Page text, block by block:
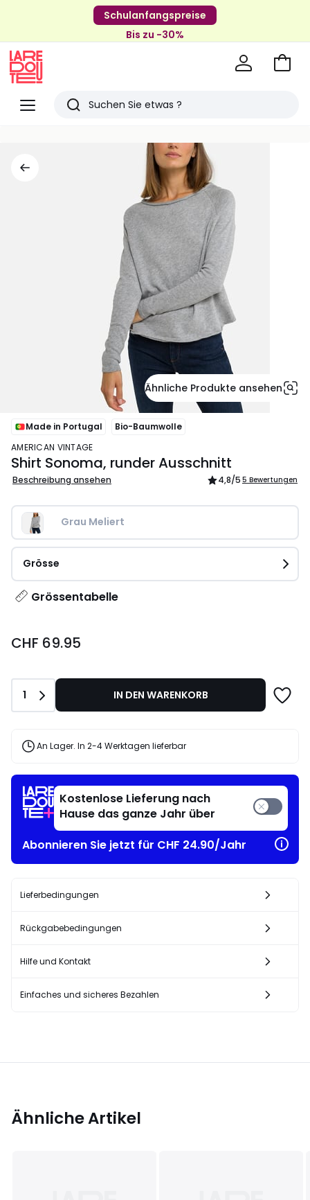
Schulanfangspreise
Bis zu -30%
Menü
Redoute
Suchen
angesehenen
Zum
Ähnliche Produkte ansehen
Made in Portugal
Bio-Baumwolle
AMERICAN VINTAGE
Shirt Sonoma, runder Ausschnitt
Beschreibung ansehen 4,8/5 5 Bewertungen
Grau Meliert
Grösse
Grössentabelle
69.95.
CHF 69.95
Anzahl
1 IN DEN WARENKORB
An Lager. In 2-4 Werktagen lieferbar
Kostenlose Lieferung nach
Hause das ganze Jahr über
Abonnieren Sie jetzt für CHF 24.90/Jahr
Lieferbedingungen
Rückgabebedingungen
Hilfe und Kontakt
Einfaches und sicheres Bezahlen
Ähnliche Artikel